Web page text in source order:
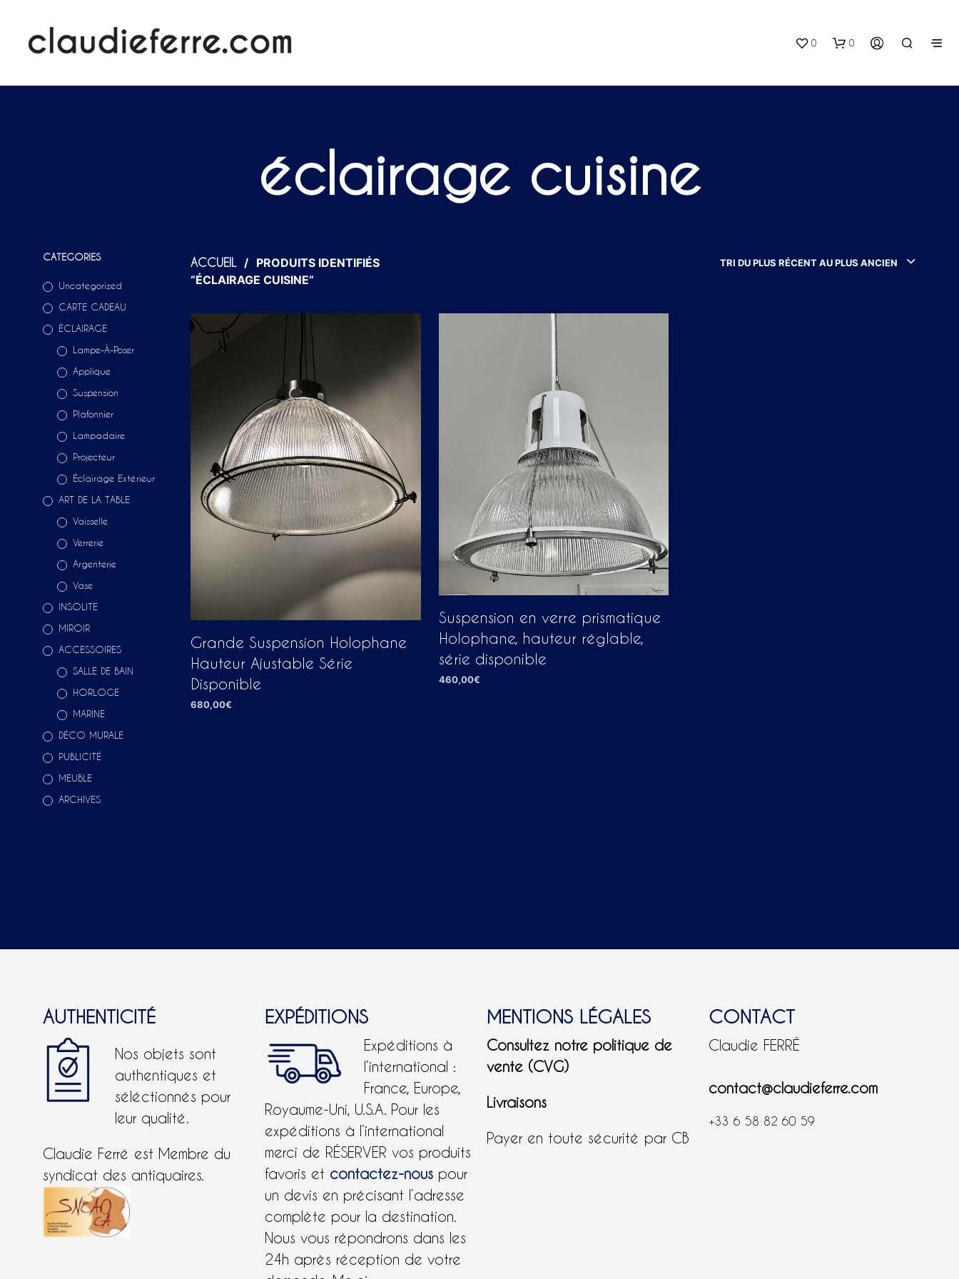
0 0
E
éclairage cuisine
CATEGORIES
Uncategorized
CARTE CADEAU
ÉCLAIRAGE
Lampe-À-Poser
Applique
Suspension
Plafonnier
Lampadaire
Projecteur
Éclairage Extérieur
ART DE LA TABLE
Vaisselle
Verrerie
Argenterie
Vase
INSOLITE
MIROIR
ACCESSOIRES
SALLE DE BAIN
HORLOGE
MARINE
DÉCO MURALE
PUBLICITÉ
MEUBLE
ARCHIVES
ACCUEIL / PRODUITS IDENTIFIÉS
“ÉCLAIRAGE CUISINE”
TRI DU PLUS RÉCENT AU PLUS ANCIEN
Grande Suspension Holophane
Hauteur Ajustable Série
Disponible
680,00€
Suspension en verre prismatique
Holophane, hauteur réglable,
série disponible
460,00€
AUTHENTICITÉ
Nos objets sont
authentiques et
séléctionnés pour
leur qualité.
Claudie Ferré est Membre du
syndicat des antiquaires.
EXPÉDITIONS
Expéditions à
l’international :
France, Europe,
Royaume-Uni, U.S.A. Pour les
expéditions à l’international
merci de RÉSERVER vos produits
favoris et contactez-nous pour
un devis en précisant l’adresse
complète pour la destination.
Nous vous répondrons dans les
24h après réception de votre
MENTIONS LÉGALES
Consultez notre politique de
vente (CVG)
Livraisons
Payer en toute sécurité par CB
CONTACT
Claudie FERRÉ
contact@claudieferre.com
+33 6 58 82 60 59